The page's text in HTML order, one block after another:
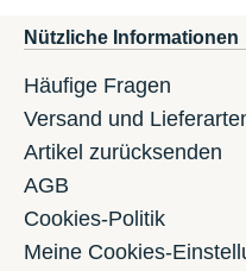
Nützliche Informationen
Häufige Fragen
Versand und
Artikel zurücksenden
AGB
Cookies-Politik
Meine Cookies-